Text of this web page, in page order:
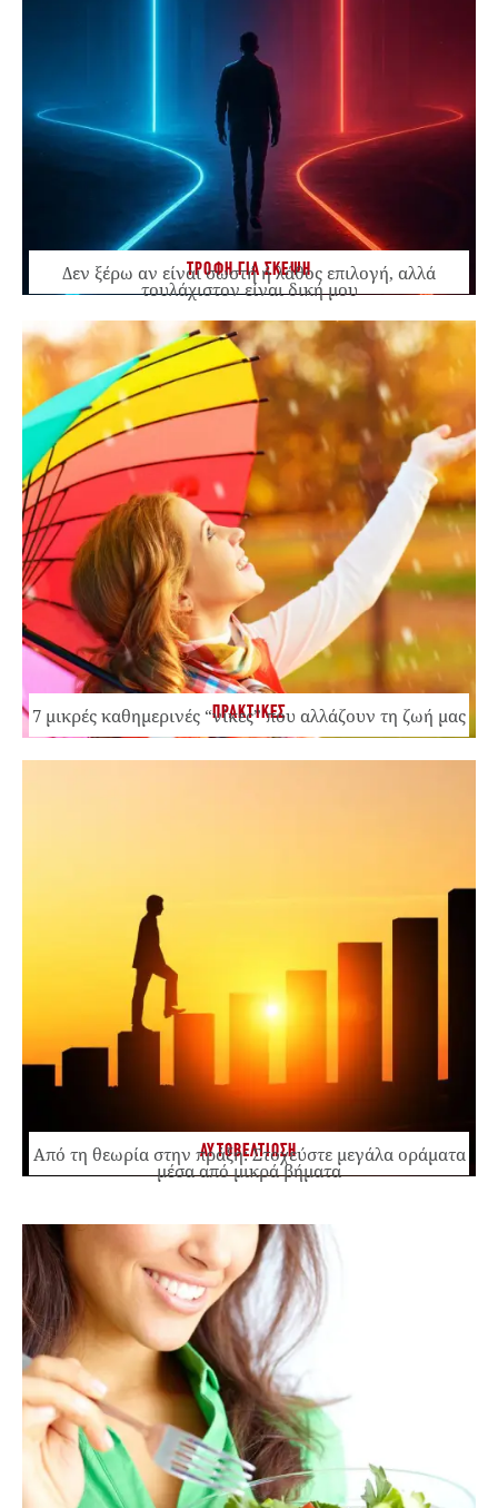
ΤΡΟΦΗ ΓΙΑ ΣΚΕΨΗ
Δεν ξέρω αν είναι σωστή ή λάθος επιλογή, αλλά
τουλάχιστον είναι δική μου
ΠΡΑΚΤΙΚΕΣ
7 μικρές καθημερινές “νίκες” που αλλάζουν τη ζωή μας
ΑΥΤΟΒΕΛΤΙΩΣΗ
Από τη θεωρία στην πράξη: Στοχεύστε μεγάλα οράματα
μέσα από μικρά βήματα